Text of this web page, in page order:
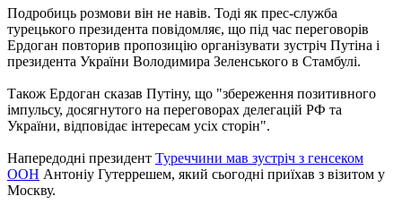
Подробиць розмови він не навів. Тоді як прес-служба
турецького президента повідомляє, що під час переговорів
Ердоган повторив пропозицію організувати зустріч Путіна і
президента України Володимира Зеленського в Стамбулі.
Також Ердоган сказав Путіну, що "збереження позитивного
імпульсу, досягнутого на переговорах делегацій РФ та
України, відповідає інтересам усіх сторін".
Напередодні президент Туреччини мав зустріч з генсеком
ООН Антоніу Гутеррешем, який сьогодні приїхав з візитом у
Москву.